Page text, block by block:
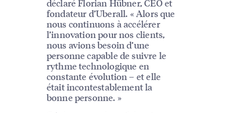
déclaré Florian Hübner, CEO et
fondateur d’Uberall. « Alors que
nous continuons à accélérer
l’innovation pour nos clients,
nous avions besoin d’une
personne capable de suivre le
rythme technologique en
constante évolution – et elle
était incontestablement la
bonne personne. »